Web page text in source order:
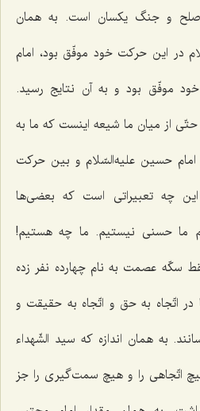
صلح و جنگ یكسان است. به همان
در این حركت خود موفّق بود، امام
موفّق بود و به آن نتایج رسید.
از میان ما شیعه اینست كه ما به
حسین علیه‌السّلام و بین حركت
چه تعبیراتی است كه بعضی‌ها
ما حسنی نیستیم. ما چه هستیم!
سكّه عصمت به نام چهارده نفر زده
اتّجاه به حق و اتّجاه به حقیقت و
به همان اندازه كه سید الشّهداء
اتّجاهی را و هیچ سمت‌گیری را جز